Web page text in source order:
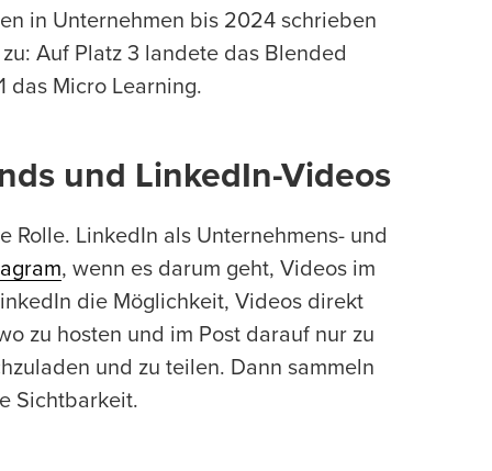
in Unternehmen bis 2024 schrieben
Auf Platz 3 landete das Blended
das Micro Learning.
und LinkedIn-Videos
LinkedIn als Unternehmens- und
, wenn es darum geht, Videos im
die Möglichkeit, Videos direkt
zu hosten und im Post darauf nur zu
und zu teilen. Dann sammeln
Sichtbarkeit.